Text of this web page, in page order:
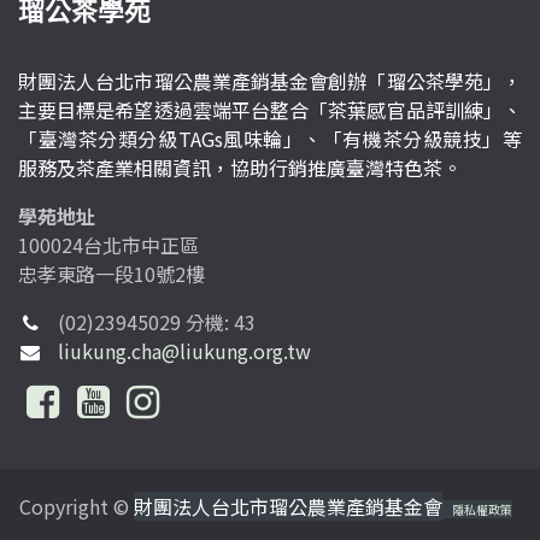
瑠公茶學苑
財團法人台北市瑠公農業產銷基金會創辦「瑠公茶學苑」，
主要目標是希望透過雲端平台整合「茶葉感官品評訓練」、
「臺灣茶分類分級TAGs風味輪」、「有機茶分級競技」等
服務及茶產業相關資訊，協助行銷推廣臺灣特色茶。
學苑地址
100024台北市中正區
忠孝東路一段10號2樓
(02)23945029 分機: 43
liukung.cha@liukung.org.tw
Copyright © 財團法人台北市瑠公農業產銷基金會 隱私權政策